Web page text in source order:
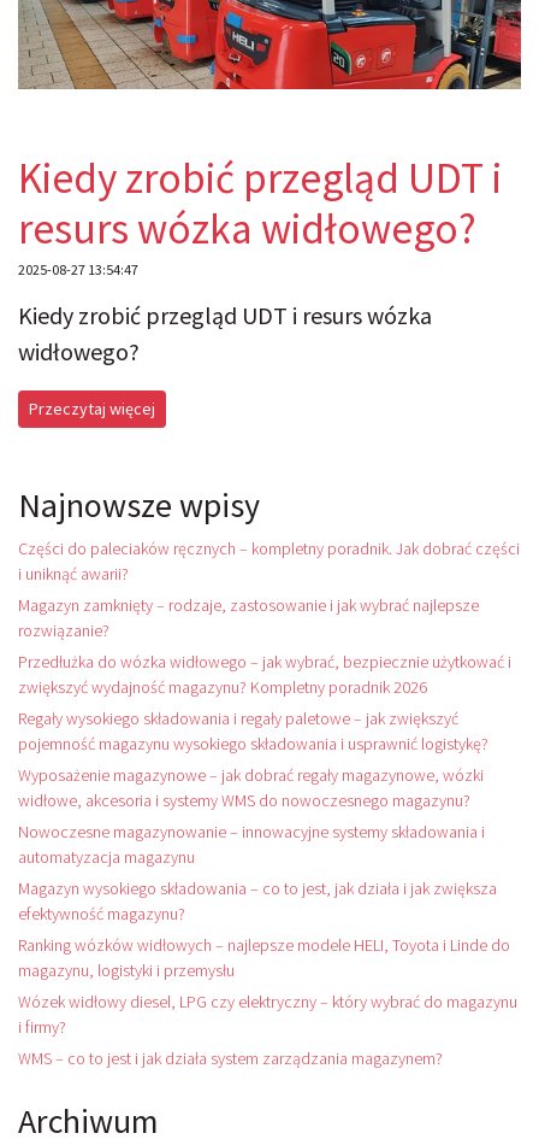
Kiedy zrobić przegląd UDT i
resurs wózka widłowego?
2025-08-27 13:54:47
Kiedy zrobić przegląd UDT i resurs wózka
widłowego?
Przeczytaj więcej
Najnowsze wpisy
Części do paleciaków ręcznych – kompletny poradnik. Jak dobrać części
i uniknąć awarii?
Magazyn zamknięty – rodzaje, zastosowanie i jak wybrać najlepsze
rozwiązanie?
Przedłużka do wózka widłowego – jak wybrać, bezpiecznie użytkować i
zwiększyć wydajność magazynu? Kompletny poradnik 2026
Regały wysokiego składowania i regały paletowe – jak zwiększyć
pojemność magazynu wysokiego składowania i usprawnić logistykę?
Wyposażenie magazynowe – jak dobrać regały magazynowe, wózki
widłowe, akcesoria i systemy WMS do nowoczesnego magazynu?
Nowoczesne magazynowanie – innowacyjne systemy składowania i
automatyzacja magazynu
Magazyn wysokiego składowania – co to jest, jak działa i jak zwiększa
efektywność magazynu?
Ranking wózków widłowych – najlepsze modele HELI, Toyota i Linde do
magazynu, logistyki i przemysłu
Wózek widłowy diesel, LPG czy elektryczny – który wybrać do magazynu
i firmy?
WMS – co to jest i jak działa system zarządzania magazynem?
Archiwum